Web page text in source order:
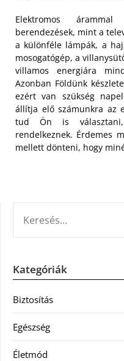
Elektromos
berendezések, mint a
a különféle lámpák, a
mosogatógép, a
villamos energiára
Azonban Földünk
ezért van szükség
állítja elő számunkra az
tud Ön is választani,
rendelkeznek. Érdemes
mellett dönteni, hogy
Kategóriák
Biztosítás
Egészség
Életmód